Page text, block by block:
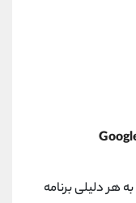
هر دلیلی برنامه